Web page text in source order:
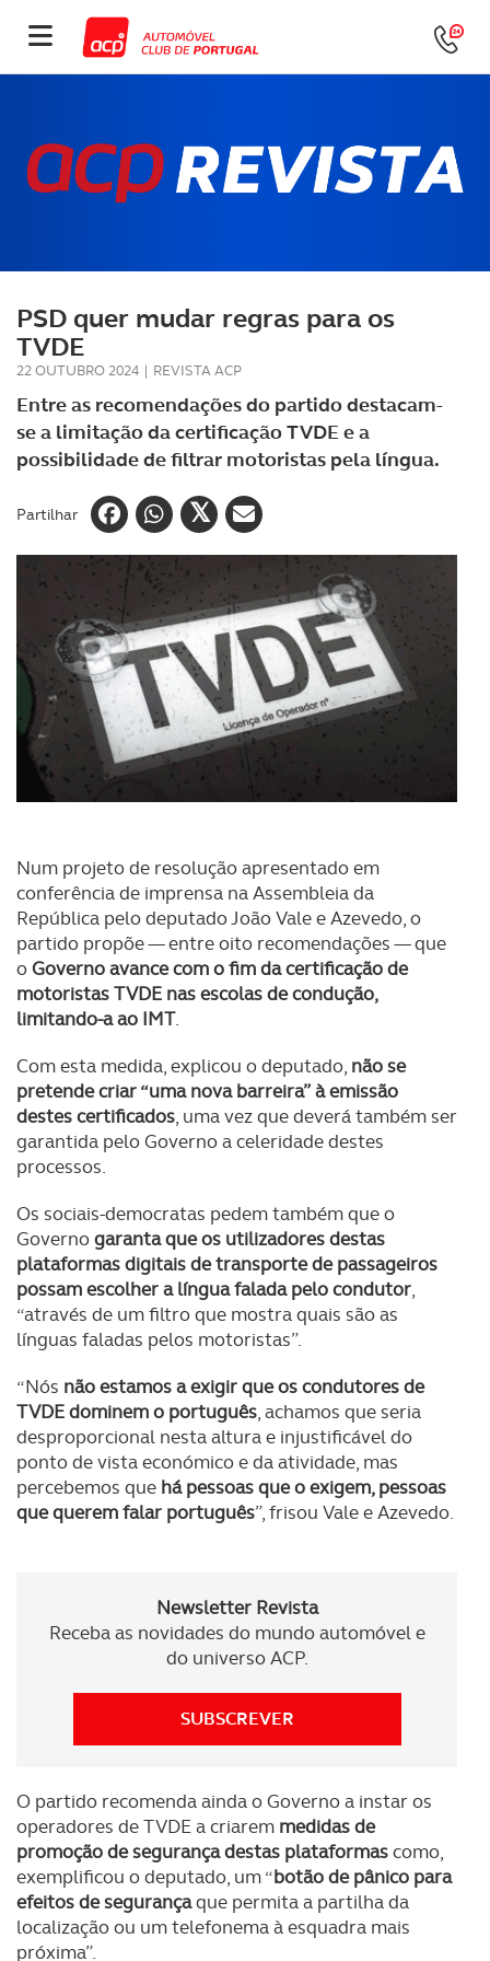
PSD quer mudar regras para os
TVDE
22 OUTUBRO 2024 | REVISTA ACP
Entre as recomendações do partido destacam-
se a limitação da certificação TVDE e a
possibilidade de filtrar motoristas pela língua.
Partilhar
Num projeto de resolução apresentado em
conferência de imprensa na Assembleia da
República pelo deputado João Vale e Azevedo, o
partido propõe — entre oito recomendações — que
oGoverno avance com o fim da certificação de
motoristas TVDE nas escolas de condução,
limitando-a ao IMT.
Com esta medida, explicou o deputado, não se
pretende criar “uma nova barreira” à emissão
destes certificados, uma vez que deverá também ser
garantida pelo Governo a celeridade destes
processos.
Os sociais-democratas pedem também que o
Governogaranta que os utilizadores destas
plataformas digitais de transporte de passageiros
possam escolher a língua falada pelo condutor,
“através de um filtro que mostra quais são as
línguas faladas pelos motoristas”.
“Nós não estamos a exigir que os condutores de
TVDE dominem o português, achamos que seria
desproporcional nesta altura e injustificável do
ponto de vista económico e da atividade, mas
percebemos que há pessoas que o exigem, pessoas
que querem falar português”, frisou Vale e Azevedo.
Newsletter Revista
Receba as novidades do mundo automóvel e
do universo ACP.
SUBSCREVER
O partido recomenda ainda o Governo a instar os
operadores de TVDE a criarem medidas de
promoção de segurança destas plataformascomo,
exemplificou o deputado, um “botão de pânico para
efeitos de segurançaque permita a partilha da
localização ou um telefonema à esquadra mais
próxima”.